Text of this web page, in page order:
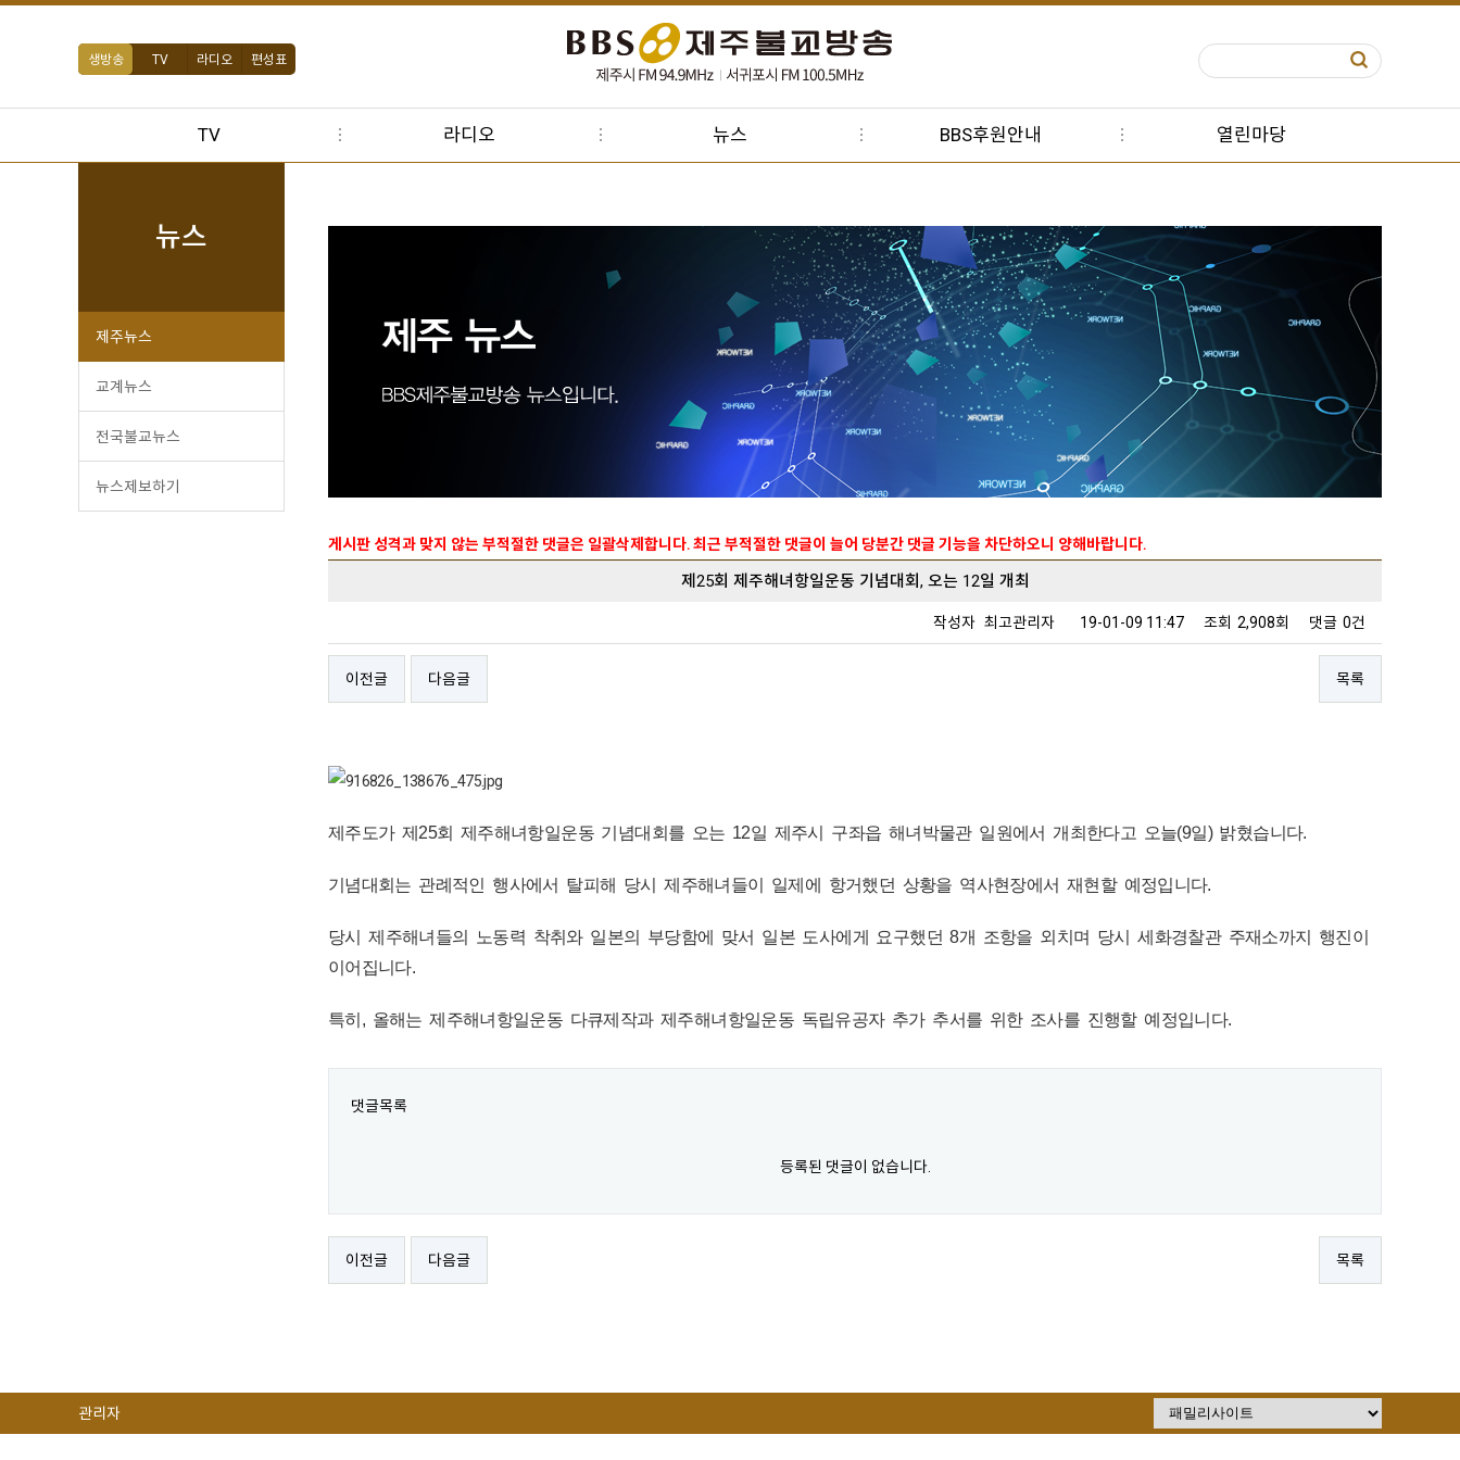
생방송 TV 라디오 편성표
TV 라디오 뉴스 BBS후원안내 열린마당
뉴스
제주뉴스
교계뉴스
전국불교뉴스
뉴스제보하기
게시판 성격과 맞지 않는 부적절한 댓글은 일괄삭제합니다. 최근 부적절한 댓글이 늘어 당분간 댓글 기능을 차단하오니 양해바랍니다.
제25회 제주해녀항일운동 기념대회, 오는 12일 개최
작성자 최고관리자 19-01-09 11:47 조회 2,908회 댓글 0건
이전글 다음글 목록
제주도가 제25회 제주해녀항일운동 기념대회를 오는 12일 제주시 구좌읍 해녀박물관 일원에서 개최한다고 오늘(9일) 밝혔습니다.
기념대회는 관례적인 행사에서 탈피해 당시 제주해녀들이 일제에 항거했던 상황을 역사현장에서 재현할 예정입니다.
당시 제주해녀들의 노동력 착취와 일본의 부당함에 맞서 일본 도사에게 요구했던 8개 조항을 외치며 당시 세화경찰관 주재소까지 행진이
이어집니다.
특히, 올해는 제주해녀항일운동 다큐제작과 제주해녀항일운동 독립유공자 추가 추서를 위한 조사를 진행할 예정입니다.
댓글목록
등록된 댓글이 없습니다.
이전글 다음글 목록
관리자